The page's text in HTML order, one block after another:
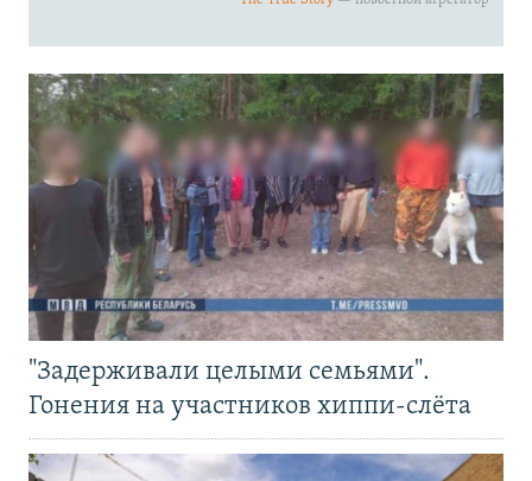
"Задерживали целыми семьями".
Гонения на участников хиппи-слёта